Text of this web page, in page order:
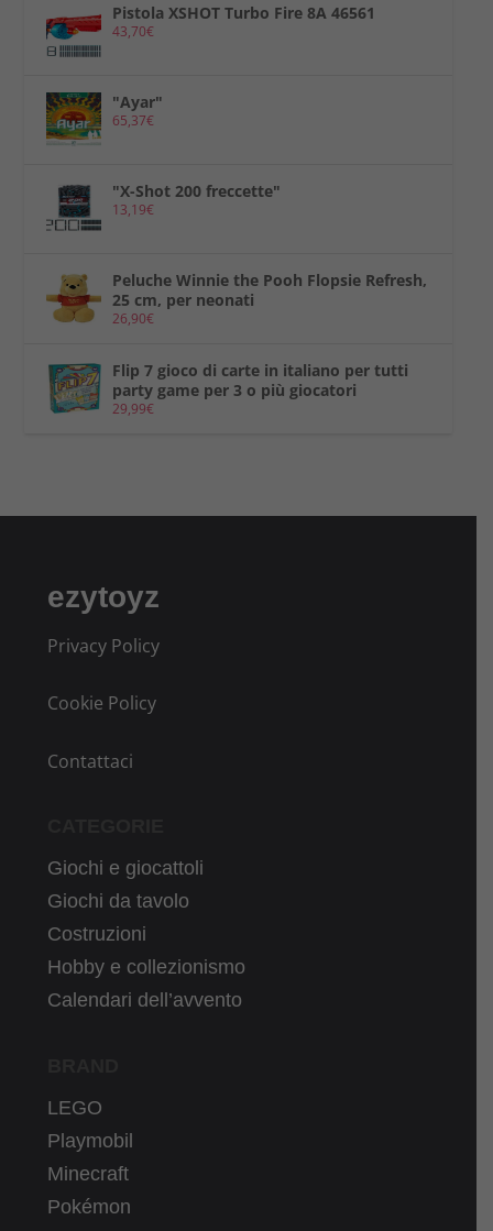
Pistola XSHOT Turbo Fire 8A 46561
43,70€
"Ayar"
65,37€
"X-Shot 200 freccette"
13,19€
Peluche Winnie the Pooh Flopsie Refresh,
25 cm, per neonati
26,90€
Flip 7 gioco di carte in italiano per tutti
party game per 3 o più giocatori
29,99€
ezytoyz
Privacy Policy
Cookie Policy
Contattaci
Giochi e giocattoli
Giochi da tavolo
Costruzioni
Hobby e collezionismo
Calendari dell’avvento
LEGO
Playmobil
Minecraft
Pokémon